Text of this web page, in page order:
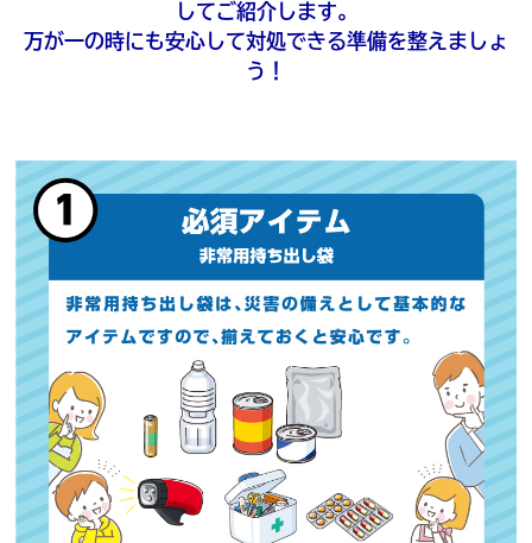
してご紹介します。
万が一の時にも安心して対処できる準備を整えましょ
う！